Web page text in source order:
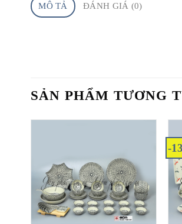
MÔ TẢ ĐÁNH GIÁ (0)
SẢN PHẨM TƯƠNG
-